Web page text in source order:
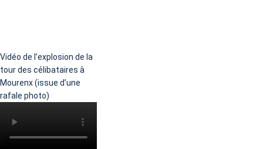
Vidéo de l’explosion de la
tour des célibataires à
Mourenx (issue d’une
rafale photo)